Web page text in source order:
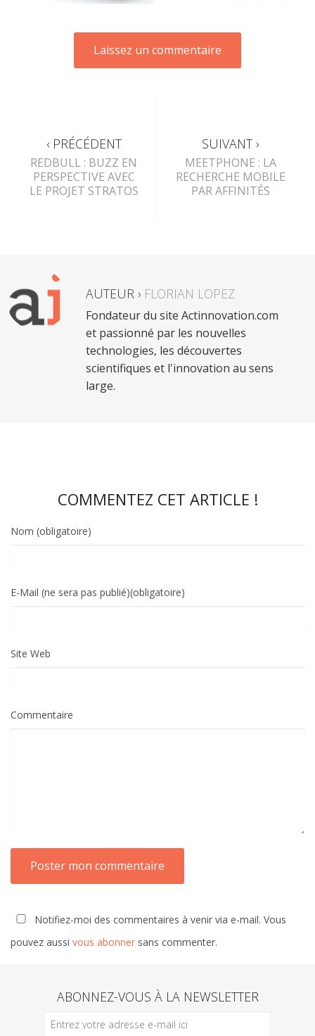
‹ PRÉCÉDENT
REDBULL : BUZZ EN
PERSPECTIVE AVEC
LE PROJET STRATOS
SUIVANT ›
MEETPHONE : LA
RECHERCHE MOBILE
PAR AFFINITÉS
AUTEUR › FLORIAN LOPEZ
Fondateur du site Actinnovation.com
et passionné par les nouvelles
technologies, les découvertes
scientifiques et l'innovation au sens
large.
COMMENTEZ CET ARTICLE !
Nom (obligatoire)
E-Mail (ne sera pas publié)(obligatoire)
Site Web
Commentaire
Notifiez-moi des commentaires à venir via e-mail. Vous
pouvez aussi vous abonner sans commenter.
ABONNEZ-VOUS À LA NEWSLETTER